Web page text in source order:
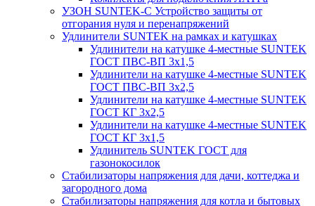
УЗОН SUNTEK-C Устройство защиты от
отгорания нуля и перенапряжений
Удлинители SUNTEK на рамках и катушках
Удлинители на катушке 4-местные SUNTEK
ГОСТ ПВС-ВП 3х1,5
Удлинители на катушке 4-местные SUNTEK
ГОСТ ПВС-ВП 3х2,5
Удлинители на катушке 4-местные SUNTEK
ГОСТ КГ 3х2,5
Удлинители на катушке 4-местные SUNTEK
ГОСТ КГ 3х1,5
Удлинитель SUNTEK ГОСТ для
газонокосилок
Стабилизаторы напряжения для дачи, коттеджа и
загородного дома
Стабилизаторы напряжения для котла и бытовых